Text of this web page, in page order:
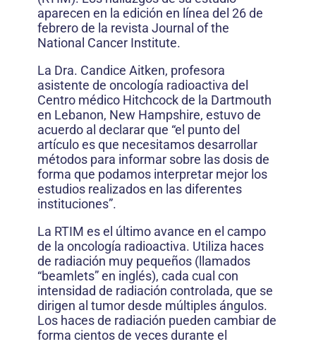
aparecen en la edición en línea del 26 de
febrero de la revista Journal of the
National Cancer Institute.
La Dra. Candice Aitken, profesora
asistente de oncología radioactiva del
Centro médico Hitchcock de la Dartmouth
en Lebanon, New Hampshire, estuvo de
acuerdo al declarar que “el punto del
artículo es que necesitamos desarrollar
métodos para informar sobre las dosis de
forma que podamos interpretar mejor los
estudios realizados en las diferentes
instituciones”.
La RTIM es el último avance en el campo
de la oncología radioactiva. Utiliza haces
de radiación muy pequeños (llamados
“beamlets” en inglés), cada cual con
intensidad de radiación controlada, que se
dirigen al tumor desde múltiples ángulos.
Los haces de radiación pueden cambiar de
forma cientos de veces durante el